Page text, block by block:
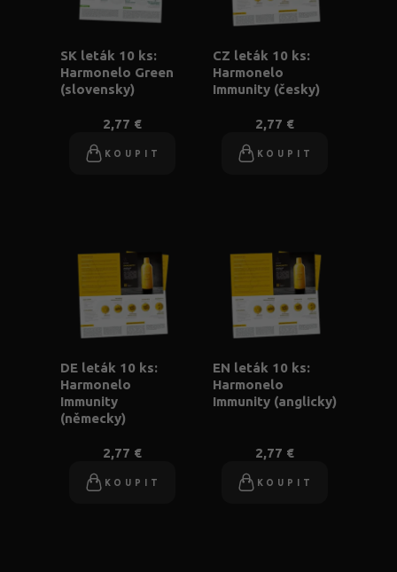
SK leták 10 ks:
Harmonelo Green
(slovensky)
2,77 €
KOUPIT
CZ leták 10 ks:
Harmonelo
Immunity (česky)
2,77 €
KOUPIT
DE leták 10 ks:
Harmonelo
Immunity
(německy)
2,77 €
KOUPIT
EN leták 10 ks:
Harmonelo
Immunity (anglicky)
2,77 €
KOUPIT